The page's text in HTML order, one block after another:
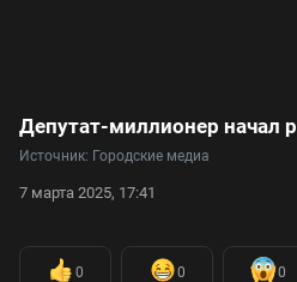
Источник: Городские медиа
7 марта 2025, 17:41
0 0 0